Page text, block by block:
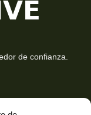
de confianza.
los beneficios del